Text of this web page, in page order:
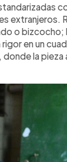
extranjeros.
o bizcocho;
en un
la pieza